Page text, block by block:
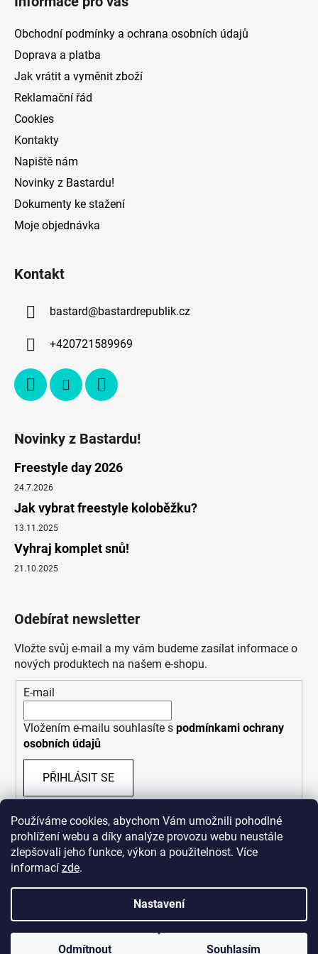
Používáme cookies, abychom Vám umožnili pohodlné
prohlížení webu a díky analýze provozu webu neustále
zlepšovali jeho funkce, výkon a použitelnost. Více
informací zde.
Nastavení
Odmítnout Souhlasím
v
Obchodní podmínky a ochrana osobních údajů
Doprava a platba
Jak vrátit a vyměnit zboží
Reklamační řád
Cookies
Kontakty
Napiště nám
Novinky z Bastardu!
Dokumenty ke stažení
Moje objednávka
Kontakt
bastard@bastardrepublik.cz
+420721589969
Novinky z Bastardu!
Freestyle day 2026
24.7.2026
Jak vybrat freestyle koloběžku?
13.11.2025
Vyhraj komplet snů!
21.10.2025
Odebírat newsletter
Vložte svůj e-mail a my vám budeme zasílat informace o
nových produktech na našem e-shopu.
E-mail
Vložením e-mailu souhlasíte s podmínkami ochrany
osobních údajů
PŘIHLÁSIT SE
Vytvořil Shoptet